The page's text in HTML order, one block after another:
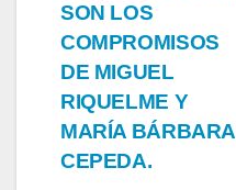
SON LOS
COMPROMISOS
DE MIGUEL
RIQUELME Y
MARÍA BÁRBARA
CEPEDA.